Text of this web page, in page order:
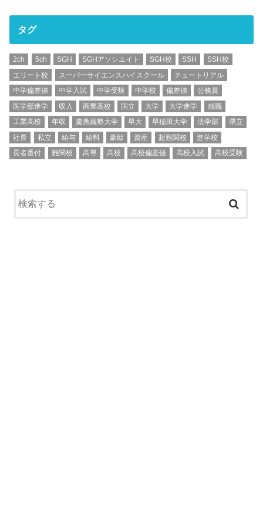
タグ
2ch 5ch SGH SGHアソシエイト SGH校 SSH
SSH校
エリート校
スーパーサイエンスハイスクール
チュートリアル
中学偏差値
中学入試 中学受験 中学校 偏差値
公務員
医学部進学
収入 商業高校 国立 大学 大学進学
就職
工業高校
年収 慶應義塾大学 早大 早稲田大学 法学部
県立
社長
私立 給与 給料 豪邸 資産 超難関校
進学校
長者番付
難関校 高専 高校 高校偏差値 高校入試 高校受験